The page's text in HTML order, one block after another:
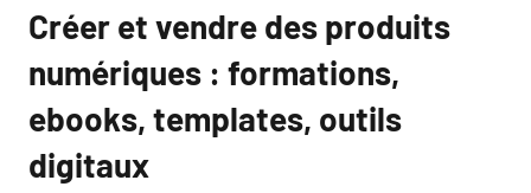
Créer et vendre des produits
numériques : formations,
ebooks, templates, outils
digitaux